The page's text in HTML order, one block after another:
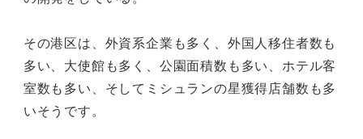
その港区は、外資系企業も多く、外国人移住者数も
多い、大使館も多く、公園面積数も多い、ホテル客
室数も多い、そしてミシュランの星獲得店舗数も多
いそうです。